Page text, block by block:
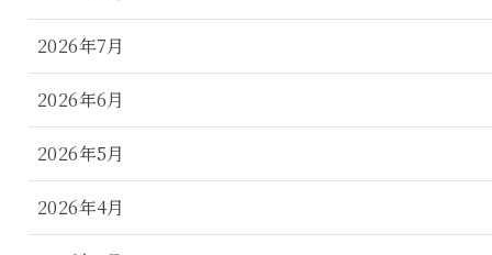
2026年7月
2026年6月
2026年5月
2026年4月